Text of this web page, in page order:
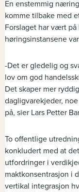
En enstemmig
komme tilbake med
Forslaget har vært
høringsinstansene
-Det er gledelig og
lov om god
Det skaper mer
dagligvarekjeder,
på, sier Lars Petter
To offentlige
konkludert med at
utfordringer i
maktkonsentrasjon i
vertikal integrasjon